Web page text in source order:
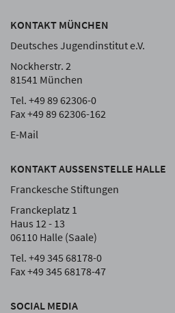
SOCIAL MEDIA
KONTAKT MÜNCHEN
Deutsches Jugendinstitut e.V.
Nockherstr. 2
81541 München
Tel. +49 89 62306-0
Fax +49 89 62306-162
E-Mail
KONTAKT AUSSENSTELLE HALLE
Franckesche Stiftungen
Franckeplatz 1
Haus 12 - 13
06110 Halle (Saale)
Tel. +49 345 68178-0
Fax +49 345 68178-47